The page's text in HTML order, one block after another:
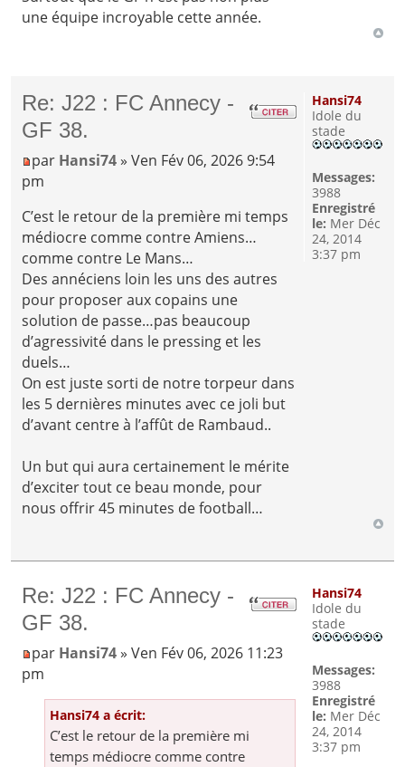
une équipe incroyable cette année.
Re: J22 : FC Annecy -
GF 38.
par Hansi74 » Ven Fév 06, 2026 9:54
pm
C’est le retour de la première mi temps
médiocre comme contre Amiens…
comme contre Le Mans…
Des annéciens loin les uns des autres
pour proposer aux copains une
solution de passe…pas beaucoup
d’agressivité dans le pressing et les
duels…
On est juste sorti de notre torpeur dans
les 5 dernières minutes avec ce joli but
d’avant centre à l’affût de Rambaud..
Un but qui aura certainement le mérite
d’exciter tout ce beau monde, pour
nous offrir 45 minutes de football…
Hansi74
Idole du
stade
Messages:
3988
Enregistré
le: Mer Déc
24, 2014
3:37 pm
Re: J22 : FC Annecy -
GF 38.
par Hansi74» Ven Fév 06, 2026 11:23
pm
Hansi74 a écrit:
C’est le retour de la première mi
temps médiocre comme contre
Hansi74
Idole du
stade
Messages:
3988
Enregistré
le: Mer Déc
24, 2014
3:37 pm